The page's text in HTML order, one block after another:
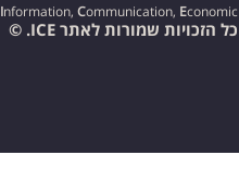
Information, Communication, Economic
כל הזכויות שמורות לאתר ICE. ©